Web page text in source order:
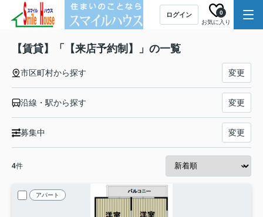
ログイン
お気に入り
0
【賃貸】「【来店予約制】」の一覧
市区町村から探す 変更
沿線・駅から探す 変更
募集中 変更
4件
アパート